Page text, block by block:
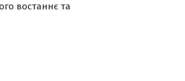
востаннє та